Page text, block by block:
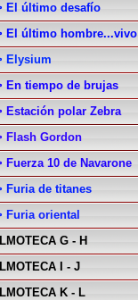
El último desafío
El último hombre...vivo
Elysium
En tiempo de brujas
Estación polar Zebra
Flash Gordon
Fuerza 10 de Navarone
Furia de titanes
Furia oriental
G - H
I - J
K - L